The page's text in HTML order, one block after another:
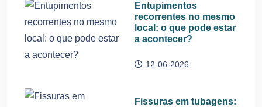
Entupimentos
recorrentes no mesmo
local: o que pode estar
a acontecer?
12-06-2026
Fissuras em tubagens: